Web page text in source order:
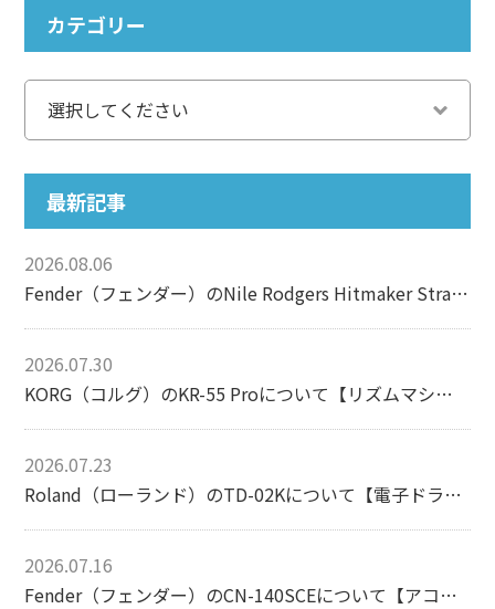
カテゴリー
最新記事
2026.08.06
Fender（フェンダー）のNile Rodgers Hitmaker Stratocasterについて【エレキギター】
2026.07.30
KORG（コルグ）のKR-55 Proについて【リズムマシン】
2026.07.23
Roland（ローランド）のTD-02Kについて【電子ドラム】
2026.07.16
Fender（フェンダー）のCN-140SCEについて【アコースティックギター】